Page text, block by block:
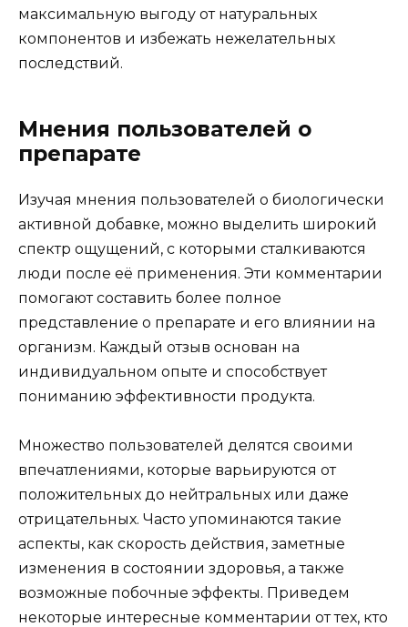
максимальную выгоду от натуральных
компонентов и избежать нежелательных
последствий.
Мнения пользователей о
препарате
Изучая мнения пользователей о биологически
активной добавке, можно выделить широкий
спектр ощущений, с которыми сталкиваются
люди после её применения. Эти комментарии
помогают составить более полное
представление о препарате и его влиянии на
организм. Каждый отзыв основан на
индивидуальном опыте и способствует
пониманию эффективности продукта.
Множество пользователей делятся своими
впечатлениями, которые варьируются от
положительных до нейтральных или даже
отрицательных. Часто упоминаются такие
аспекты, как скорость действия, заметные
изменения в состоянии здоровья, а также
возможные побочные эффекты. Приведем
некоторые интересные комментарии от тех, кто